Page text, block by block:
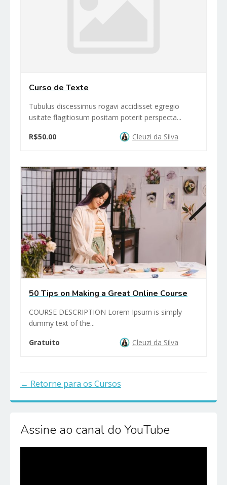
Curso de Texte
Tubulus discessimus rogavi accidisset egregio
usitate flagitiosum positam poterit perspecta...
R$50.00
Cleuzi da Silva
50 Tips on Making a Great Online Course
COURSE DESCRIPTION Lorem Ipsum is simply
dummy text of the...
Gratuito
Cleuzi da Silva
Retorne para os Cursos
Assine ao canal do YouTube